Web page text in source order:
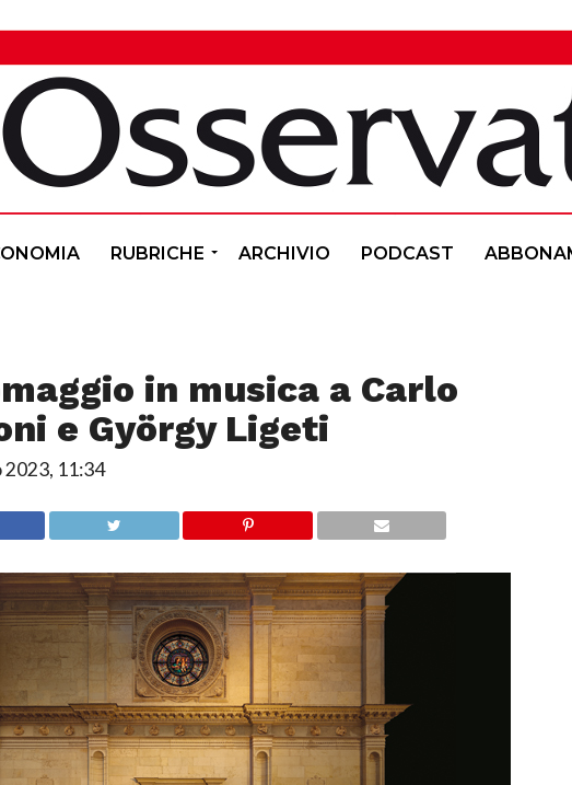
RUBRICHE ARCHIVIO PODCAST
in musica a Carlo
e György Ligeti
2023, 11:34